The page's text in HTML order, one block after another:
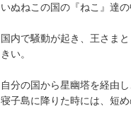
いぬねこの国の『ねこ』達
国内で騒動が起き、王さま
きい。
自分の国から星幽塔を経由
寝子島に降りた時には、短